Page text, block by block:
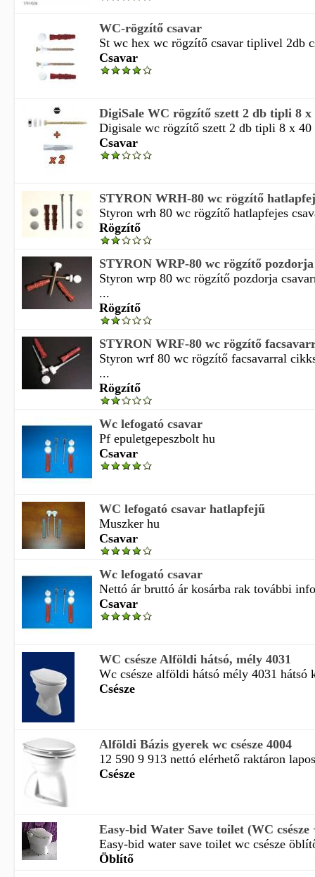
WC-rögzítő csavar
St wc hex wc rögzítő csavar tiplivel 2db
Csavar
DigiSale WC rögzítő szett 2 db tipli 8 x
Digisale wc rögzítő szett 2 db tipli 8 x 40
Csavar
STYRON WRH-80 wc rögzítő
Styron wrh 80 wc rögzítő hatlapfejes
Rögzítő
STYRON WRP-80 wc rögzítő
Styron wrp 80 wc rögzítő pozdorja
...
Rögzítő
STYRON WRF-80 wc rögzítő
Styron wrf 80 wc rögzítő facsavarral
...
Rögzítő
Wc lefogató csavar
Pf epuletgepeszbolt hu
Csavar
WC lefogató csavar hatlapfejű
Muszker hu
Csavar
Wc lefogató csavar
Nettó ár bruttó ár kosárba rak további
Csavar
WC csésze Alföldi hátsó, mély 4031
Wc csésze alföldi hátsó mély 4031 hátsó
Csésze
Alföldi Bázis gyerek wc csésze 4004
12 590 9 913 nettó elérhető raktáron
Csésze
Easy-bid Water Save toilet (WC
Easy-bid water save toilet wc csésze
Öblítő